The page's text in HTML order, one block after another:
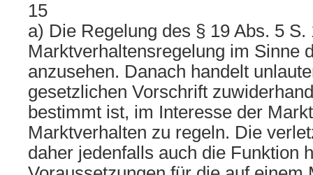
15
a) Die Regelung des § 19 Abs. 5
Marktverhaltensregelung im Sinne
anzusehen. Danach handelt
gesetzlichen Vorschrift
bestimmt ist, im Interesse der
Marktverhalten zu regeln. Die
daher jedenfalls auch die Funktion